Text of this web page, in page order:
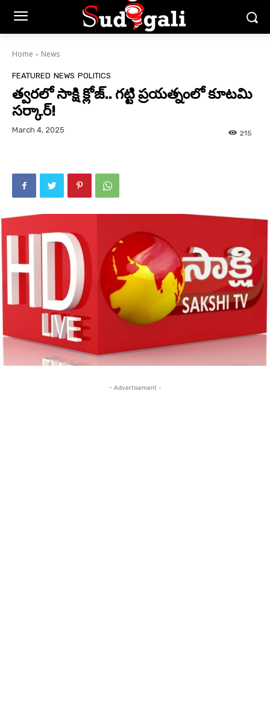
Home News
FEATURED NEWS POLITICS
త్వరలో సాక్షి క్లోజ్.. గట్టి ప్రయత్నంలో కూటమి
సర్కార్!
March 4, 2025 215
- Advertisement -